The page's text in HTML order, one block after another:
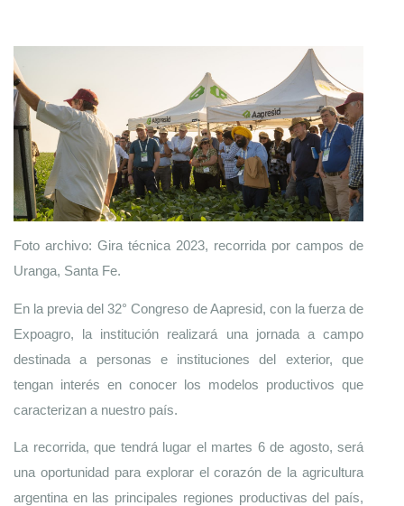
Foto archivo: Gira técnica 2023, recorrida por campos de
Uranga, Santa Fe.
En la previa del 32° Congreso de Aapresid, con la fuerza de
Expoagro, la institución realizará una jornada a campo
destinada a personas e instituciones del exterior, que
tengan interés en conocer los modelos productivos que
caracterizan a nuestro país.
La recorrida, que tendrá lugar el martes 6 de agosto, será
una oportunidad para explorar el corazón de la agricultura
argentina en las principales regiones productivas del país,